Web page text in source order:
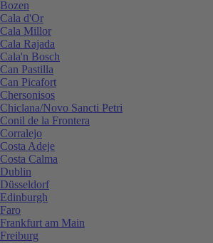
Bozen
Cala d'Or
Cala Millor
Cala Rajada
Cala'n Bosch
Can Pastilla
Can Picafort
Chersonisos
Chiclana/Novo Sancti Petri
Conil de la Frontera
Corralejo
Costa Adeje
Costa Calma
Dublin
Düsseldorf
Edinburgh
Faro
Frankfurt am Main
Freiburg